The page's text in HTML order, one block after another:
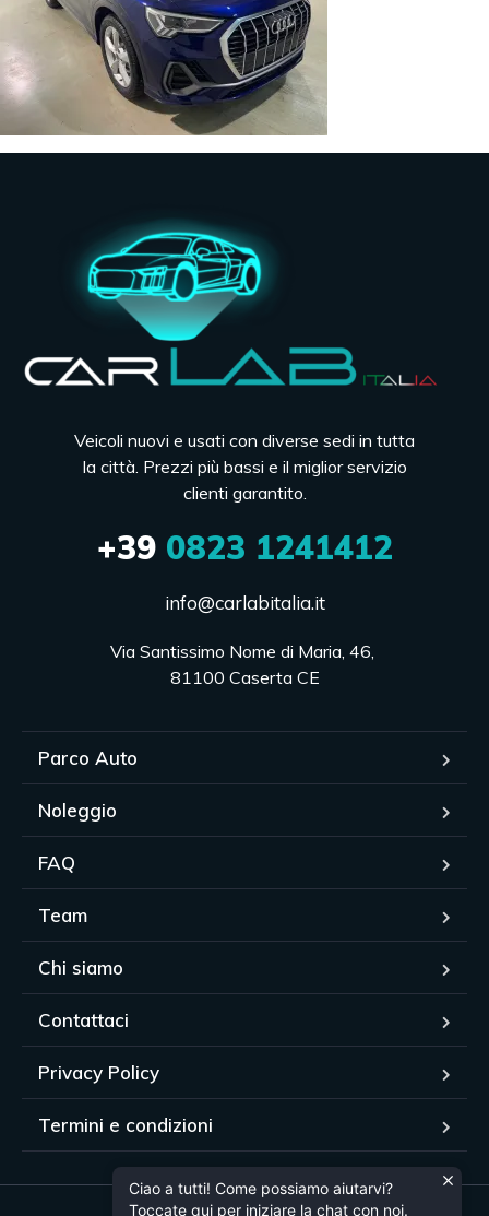
Veicoli nuovi e usati con diverse sedi in tutta
la città. Prezzi più bassi e il miglior servizio
clienti garantito.
+390823 1241412
info@carlabitalia.it
Via Santissimo Nome di Maria, 46,
81100 Caserta CE
Parco Auto
Noleggio
FAQ
Team
Chi siamo
Contattaci
Privacy Policy
Termini e condizioni
Ciao a tutti! Come possiamo aiutarvi?
Toccate qui per iniziare la chat con noi.